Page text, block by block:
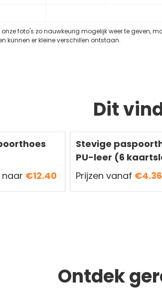
foto's zo nauwkeurig mogelijk weer te geven,
kunnen er kleine verschillen ontstaan.
Dit
naar €12.40
Stevige
PU-leer (6
Prijzen vanaf €4.36
Ontdek